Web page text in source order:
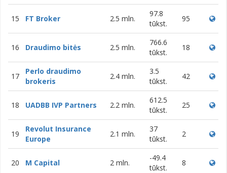
15 FT Broker 2.5 mln.
97.8
tūkst.
95
16 Draudimo bitės 2.5 mln.
766.6
tūkst.
18
17
Perlo draudimo
brokeris
2.4 mln.
3.5
tūkst.
42
18 UADBB IVP Partners 2.2 mln.
612.5
tūkst.
25
19
Revolut Insurance
Europe
2.1 mln.
37
tūkst.
2
20 M Capital 2 mln.
-49.4
tūkst.
8